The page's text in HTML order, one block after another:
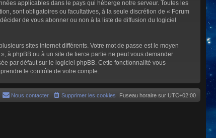
applicables dans le pays qui héberge notre serveur. Toutes les
sont obligatoires ou facultatives, à la seule discrétion de « Forum
de vous abonner ou non à la liste de diffusion du logiciel
sites internet différents. Votre mot de passe est le moyen
à phpBB ou à un site de tierce partie ne peut vous demander
par défaut sur le logiciel phpBB. Cette fonctionnalité vous
le contrôle de votre compte.
Fuseau horaire sur UTC+02:00
Supprimer les cookies
Nous contacter